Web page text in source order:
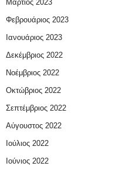
Μάρτιος 2023
Φεβρουάριος 2023
Ιανουάριος 2023
Δεκέμβριος 2022
Νοέμβριος 2022
Οκτώβριος 2022
Σεπτέμβριος 2022
Αύγουστος 2022
Ιούλιος 2022
Ιούνιος 2022